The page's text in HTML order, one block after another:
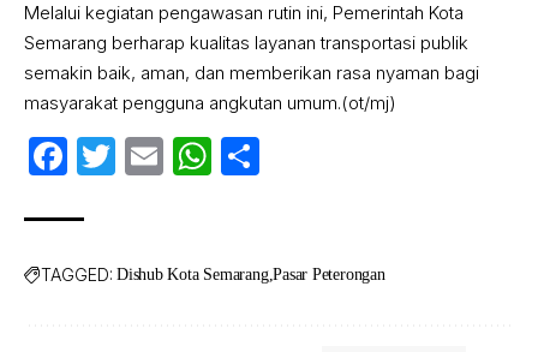
Melalui kegiatan pengawasan rutin ini, Pemerintah Kota
Semarang berharap kualitas layanan transportasi publik
semakin baik, aman, dan memberikan rasa nyaman bagi
masyarakat pengguna angkutan umum.(ot/mj)
Facebook
Twitter
EmailWhatsApp
TAGGED: Dishub Kota Semarang Pasar Peterongan